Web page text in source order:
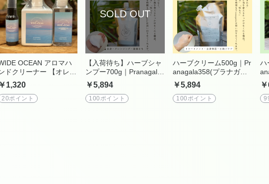
OCEAN アロマハ
ドクリーナー 【オレン
とハーブの香りの手指
毒】|自然派美容室 Tan
to hibiki
1,320
20ポイント
【入荷待ち】ハーブシャ
ンプー700g｜Pranagala
358(プラナガーラ)｜自然
派美容室 Tane to Hibiki
￥5,894
100ポイント
ハーブクリーム500g｜Pr
anagala358(プラナガー
ラ)｜自然派美容室 Tane t
o Hibiki
￥5,894
100ポイント
ハ